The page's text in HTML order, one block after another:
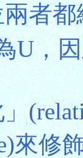
者
U，
來修